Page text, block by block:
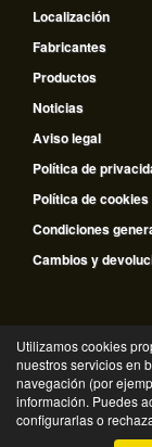
Localización
Fabricantes
Productos
Noticias
Aviso legal
Política de
Política de cookies
Condiciones
Cambios y
©Recambios
Utilizamos cookies
nuestros servicios en
navegación (por
información. Puedes
configurarlas o